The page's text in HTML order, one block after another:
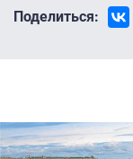
Поделиться: